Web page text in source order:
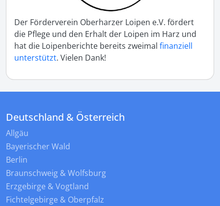
Der Förderverein Oberharzer Loipen e.V. fördert
die Pflege und den Erhalt der Loipen im Harz und
hat die Loipenberichte bereits zweimal finanziell
unterstützt. Vielen Dank!
Deutschland & Österreich
Allgäu
Bayerischer Wald
Berlin
Braunschweig & Wolfsburg
Erzgebirge & Vogtland
Fichtelgebirge & Oberpfalz